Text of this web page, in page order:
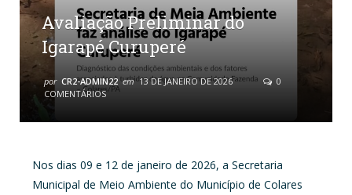
Avaliação Preliminar do
Igarapé Curuperé
por CR2-ADMIN22 em 13 DE JANEIRO DE 2026
0
COMENTÁRIOS
Nos dias 09 e 12 de janeiro de 2026, a Secretaria
Municipal de Meio Ambiente do Município de Colares